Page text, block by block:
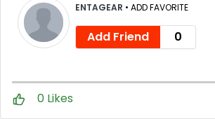
ENTAGEAR • ADD FAVORITE
Add Friend 0
0 Likes